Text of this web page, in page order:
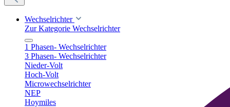
Wechselrichter
Zur Kategorie Wechselrichter
1 Phasen- Wechselrichter
3 Phasen- Wechselrichter
Nieder-Volt
Hoch-Volt
Microwechselrichter
NEP
Hoymiles